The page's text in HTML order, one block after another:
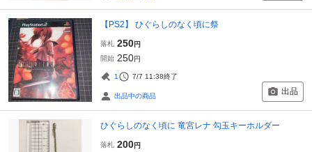
【PS2】 ひぐらしのなく頃に祭
落札 250円
開始 250円
1 7/7 11:38終了
出品中の商品 出品
ひぐらしのなく頃に 竜宮レナ 勾玉キーホルダー
落札 200円